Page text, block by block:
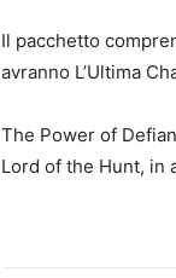
Il pacchetto
avranno L’Ultima
The Power of
Lord of the Hunt, in